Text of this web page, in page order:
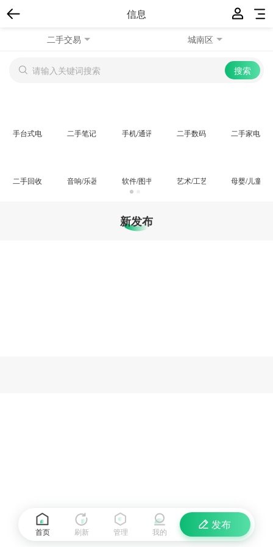
信息
二手交易 城南区
手台式电脑 二手笔记本 手机/通讯相关 二手数码/摄录 二手家电
二手回收 音响/乐器/影音 软件/图书/音像 艺术/工艺/收藏品母婴/儿童用
新发布
首页 刷新
发布
管理 我的